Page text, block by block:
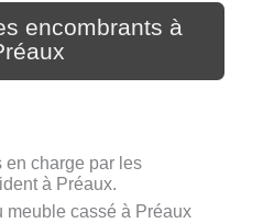
encombrants à
en charge par les
à Préaux.
meuble cassé à Préaux